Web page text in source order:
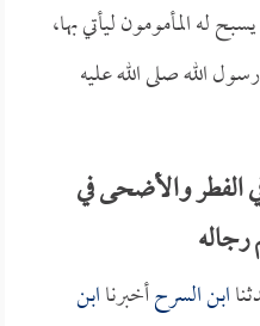
له المأمومون ليأتي بها،
الله صلى الله عليه
والأضحى في
ابن السرحأخبرناابن